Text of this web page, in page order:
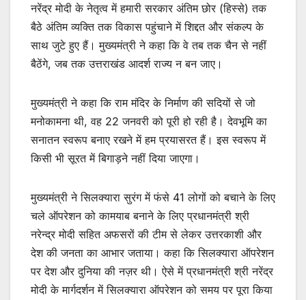
नरेंद्र मोदी के नेतृत्व में हमारी सरकार अंतिम छोर (हिस्से) तक
बैठे अंतिम व्यक्ति तक विकास पहुंचाने में शिद्दत और संकल्प के
साथ जुटे हुए हैं। मुख्यमंत्री ने कहा कि वे तब तक चैन से नहीं
बैठेंगे, जब तक उत्तराखंड आदर्श राज्य न बन जाए।
मुख्यमंत्री ने कहा कि राम मंदिर के निर्माण की सदियों से जो
मनोकामना थी, वह 22 जनवरी को पूरी हो रही है। देवभूमि का
सनातन स्वरूप बनाए रखने में हम प्रयासरत हैं। इस स्वरूप में
किसी भी सूरत में बिगाड़ने नहीं दिया जाएगा।
मुख्यमंत्री ने सिलक्यारा सुरंग में फंसे 41 लोगों को बचाने के लिए
चले ऑपरेशन को कामयाब बनाने के लिए प्रधानमंत्री श्री
नरेन्द्र मोदी सहित अफसरों की टीम से लेकर उत्तरकाशी और
देश की जनता का आभार जताया। कहा कि सिलक्यारा ऑपरेशन
पर देश और दुनिया की नज़र थी। ऐसे में प्रधानमंत्री श्री नरेंद्र
मोदी के मार्गदर्शन में सिलक्यारा ऑपरेशन को समय पर पूरा किया